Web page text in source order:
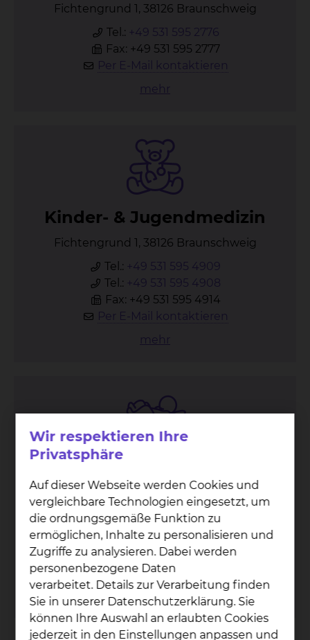
Fichtengrund 1, 38126 Braunschweig
Tel.: +49 531 595 2776
Fax: +49 531 595 2777
Per E-Mail kontaktieren
mehr
Kin­der- & Ju­gend­me­di­zin
Fichtengrund 1, 38126 Braunschweig
Tel.: +49 531 595 4909
Tel.: +49 531 595 4908
Fax: +49 531 595 4914
Per E-Mail kontaktieren
mehr
Neo­na­to­lo­gie & Päd­ia­tri­sche
In­ten­siv­me­di­zin
Celler Straße 38, 38114 Braunschweig
Tel.:+49 531 595 3922
Fax: +49 531 595 3793
Per E-Mail kontaktieren
mehr
Wir respektieren Ihre
Privatsphäre
Auf dieser Webseite werden Cookies und
vergleichbare Technologien eingesetzt, um
die ordnungsgemäße Funktion zu
ermöglichen, Inhalte zu personalisieren und
Zugriffe zu analysieren. Dabei werden
personenbezogene Daten
verarbeitet. Details zur Verarbeitung finden
Sie in unserer Datenschutzerklärung. Sie
können Ihre Auswahl an erlaubten Cookies
jederzeit in den Einstellungen anpassen und